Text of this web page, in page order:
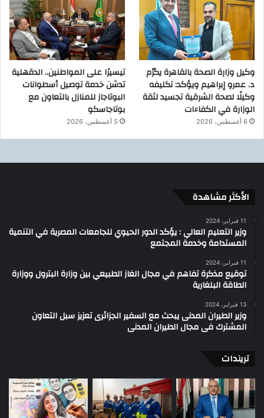
وكيل وزارة الصحة بالقاهرة يكرّم
د. عمرو إبراهيم ويؤكد: تكليفه
وكيلًا لصحة الشرقية تجسيد لثقة
الوزارة في الكفاءات
6 أغسطس، 2026
تيسيرًا على المواطنين.. الدقهلية
تدشن خدمة توصيل أسطوانات
البوتاجاز للمنازل بالتعاون مع
بوتاجاسكو
5 أغسطس، 2026
الأكثر مشاهدة
11 فبراير، 2024
وزير التعليم العالي : يؤكد الدور الحيوي للجامعات المصرية في التنمية
المستدامة وخدمة المجتمع
11 فبراير، 2024
توقيع مذكرة تفاهم في مجال الغاز الطبيعي بين وزارة البترول ووزارة
الطاقة البلغارية
13 فبراير، 2024
وزير الطيران المدنى يبحث مع السفير الجزائرى تعزيز سبل التعاون
المشترك فى مجال الطيران المدنى
تريندات